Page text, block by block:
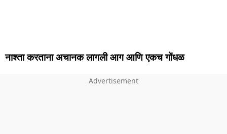
नाश्ता करताना अचानक लागली आग आणि एकच गोंधळ